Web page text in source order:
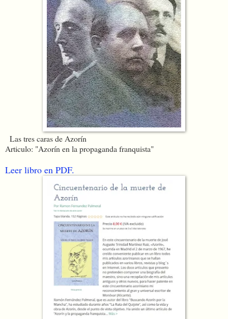
Las tres caras de Azorín
Articulo: "Azorín en la propaganda franquista"
Leer libro en PDF.